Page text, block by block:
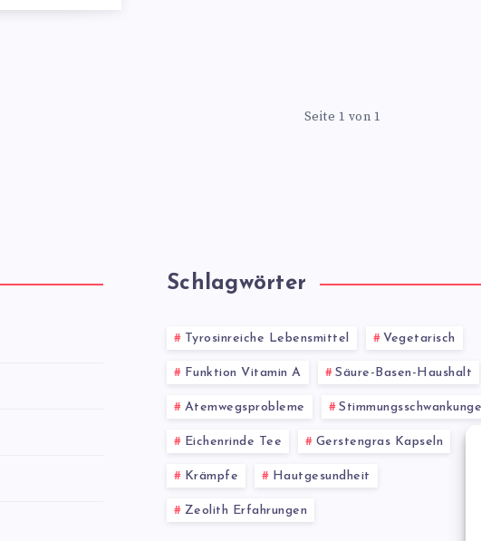
Seite 1 von 1
Schlagwörter
Tyrosinreiche Lebensmittel Vegetarisch
Funktion Vitamin A Säure-Basen-Haushalt
Atemwegsprobleme
Eichenrinde Tee Gerstengras Kapseln
Krämpfe Hautgesundheit
Zeolith Erfahrungen